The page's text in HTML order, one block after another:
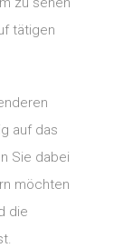
tätigen
auf das
Sie dabei
möchten
die